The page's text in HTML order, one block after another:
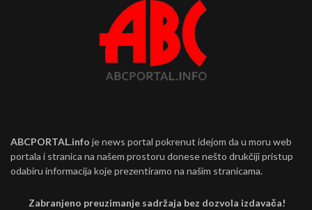
ABCPORTAL.info je news portal pokrenut idejom da u moru web
portala i stranica na našem prostoru donese nešto drukčiji pristup
odabiru informacija koje prezentiramo na našim stranicama.
Zabranjeno preuzimanje sadržaja bez dozvola izdavača!